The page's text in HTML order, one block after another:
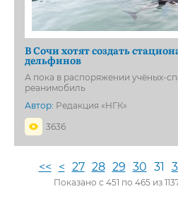
В Сочи хотят создать
дельфинов
А пока в распоряжении учёных-
реанимобиль
Автор: Редакция «НГК»
3636
<< < 27 28 29 30 31
Показано с 451 по 465 из